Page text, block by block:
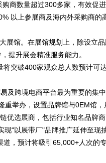
商数量超过300多家，有效促
以上参展商及海内外采购商
馆。在展馆规划上，除设立
提升展会精准服务能力。
突破400家观众总人数预计可
及跨境电商平台最为重要的集
举办，设置品牌馆与0EM馆
选展商，包括行业知名品牌
“以展带厂"品牌推广延伸至现
，预计将吸引65,000+人次的